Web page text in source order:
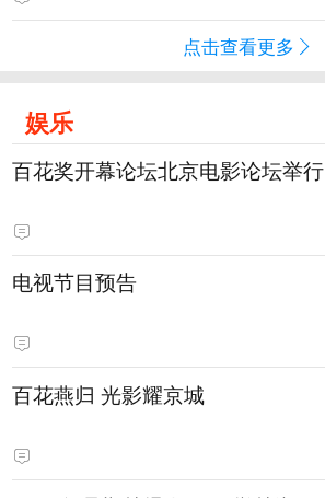
点击查看更多
娱乐
百花奖开幕论坛北京电影论坛举行
电视节目预告
百花燕归 光影耀京城